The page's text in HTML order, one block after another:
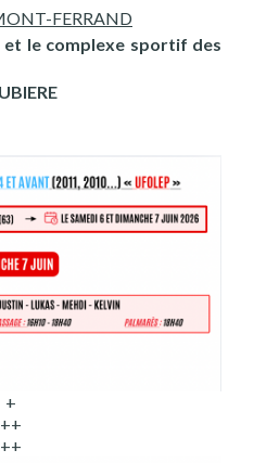
FERRAND
et le complexe sportif des
+
++
++